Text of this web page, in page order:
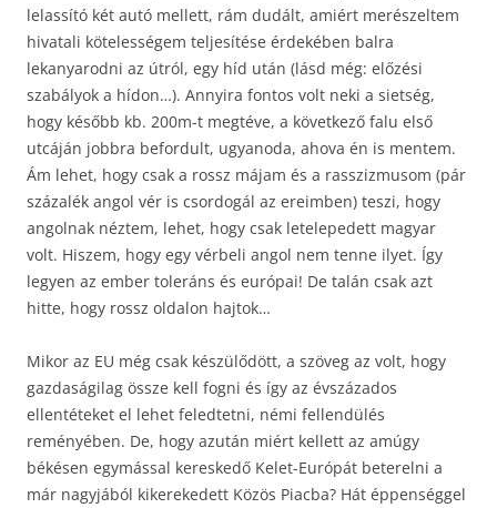
lelassító két autó mellett, rám dudált, amiért merészeltem
hivatali kötelességem teljesítése érdekében balra
lekanyarodni az útról, egy híd után (lásd még: előzési
szabályok a hídon…). Annyira fontos volt neki a sietség,
hogy később kb. 200m-t megtéve, a következő falu első
utcáján jobbra befordult, ugyanoda, ahova én is mentem.
Ám lehet, hogy csak a rossz májam és a rasszizmusom (pár
százalék angol vér is csordogál az ereimben) teszi, hogy
angolnak néztem, lehet, hogy csak letelepedett magyar
volt. Hiszem, hogy egy vérbeli angol nem tenne ilyet. Így
legyen az ember toleráns és európai! De talán csak azt
hitte, hogy rossz oldalon hajtok…
Mikor az EU még csak készülődött, a szöveg az volt, hogy
gazdaságilag össze kell fogni és így az évszázados
ellentéteket el lehet feledtetni, némi fellendülés
reményében. De, hogy azután miért kellett az amúgy
békésen egymással kereskedő Kelet-Európát beterelni a
már nagyjából kikerekedett Közös Piacba? Hát éppenséggel